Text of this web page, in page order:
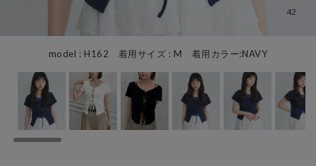
model : H162 着用サイズ : M 着用カラー:NAVY
42